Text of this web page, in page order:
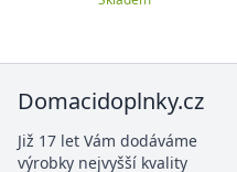
Domacidoplnky.cz
Již 17 let Vám dodáváme
výrobky nejvyšší kvality